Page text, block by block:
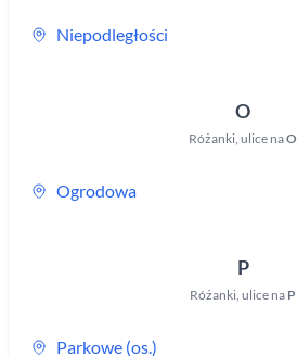
Niepodległości
O
Różanki, ulice naO
Ogrodowa
P
Różanki, ulice na P
Parkowe (os.)